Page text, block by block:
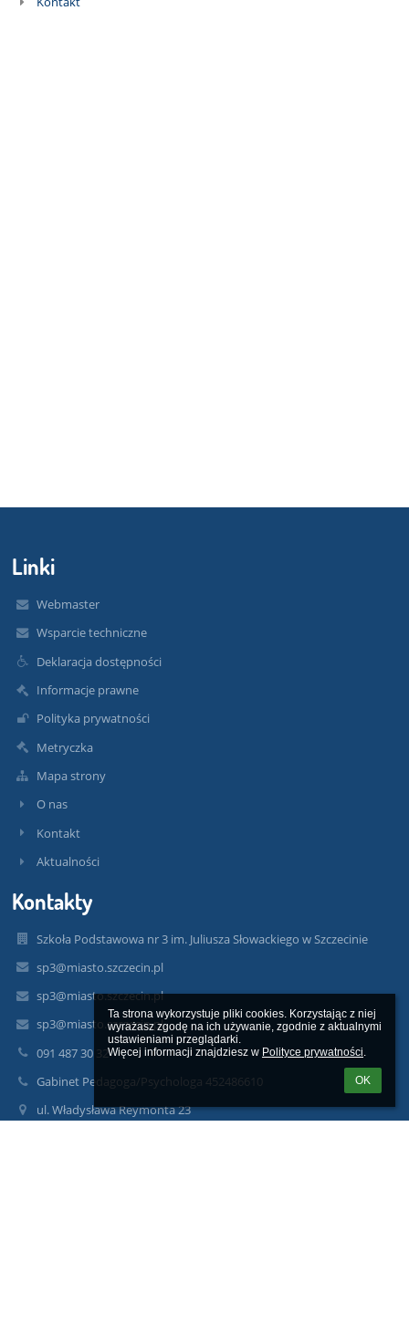
Ta strona wykorzystuje pliki cookies. Korzystając z niej
wyrażasz zgodę na ich używanie, zgodnie z aktualnymi
ustawieniami przeglądarki.
Więcej informacji znajdziesz w Polityce prywatności.
OK
Linki
Webmaster
Wsparcie techniczne
Deklaracja dostępności
Informacje prawne
Polityka prywatności
Metryczka
Mapa strony
O nas
Kontakt
Aktualności
Kontakty
Szkoła Podstawowa nr 3 im. Juliusza Słowackiego w Szczecinie
sp3@miasto.szczecin.pl
sp3@miasto.szczecin.pl
sp3@miasto.szczecin.pl
091 487 30 32
Gabinet Pedagoga/Psychologa 452486610
ul. Władysława Reymonta 23